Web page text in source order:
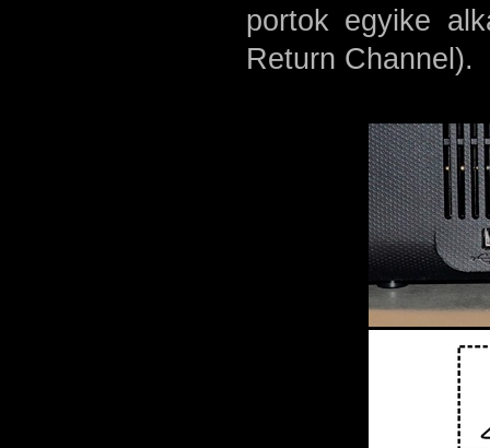
portok egyike
Return Channel).